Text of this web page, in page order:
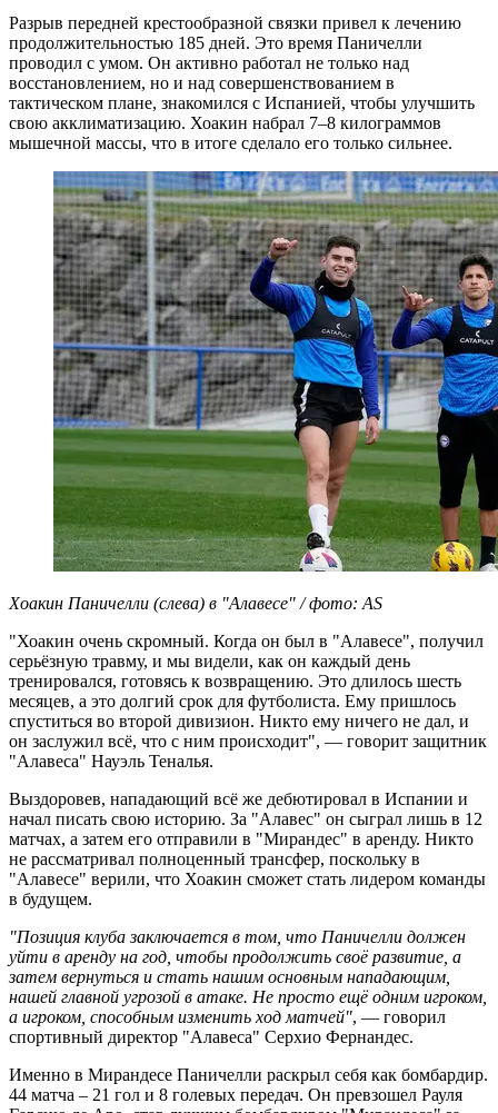
Разрыв передней крестообразной связки привел к лечению
продолжительностью 185 дней. Это время Паничелли
проводил с умом. Он активно работал не только над
восстановлением, но и над совершенствованием в
тактическом плане, знакомился с Испанией, чтобы улучшить
свою акклиматизацию. Хоакин набрал 7–8 килограммов
мышечной массы, что в итоге сделало его только сильнее.
Хоакин Паничелли (слева) в "Алавесе" / фото: AS
"Хоакин очень скромный. Когда он был в "Алавесе", получил
серьёзную травму, и мы видели, как он каждый день
тренировался, готовясь к возвращению. Это длилось шесть
месяцев, а это долгий срок для футболиста. Ему пришлось
спуститься во второй дивизион. Никто ему ничего не дал, и
он заслужил всё, что с ним происходит", — говорит защитник
"Алавеса" Науэль Теналья.
Выздоровев, нападающий всё же дебютировал в Испании и
начал писать свою историю. За "Алавес" он сыграл лишь в 12
матчах, а затем его отправили в "Мирандес" в аренду. Никто
не рассматривал полноценный трансфер, поскольку в
"Алавесе" верили, что Хоакин сможет стать лидером команды
в будущем.
"Позиция клуба заключается в том, что Паничелли должен
уйти в аренду на год, чтобы продолжить своё развитие, а
затем вернуться и стать нашим основным нападающим,
нашей главной угрозой в атаке. Не просто ещё одним игроком,
а игроком, способным изменить ход матчей", — говорил
спортивный директор "Алавеса" Серхио Фернандес.
Именно в Мирандесе Паничелли раскрыл себя как бомбардир.
44 матча – 21 гол и 8 голевых передач. Он превзошел Рауля